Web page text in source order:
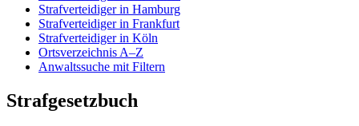
Strafverteidiger in Hamburg
Strafverteidiger in Frankfurt
Strafverteidiger in Köln
Ortsverzeichnis A–Z
Anwaltssuche mit Filtern
Strafgesetzbuch